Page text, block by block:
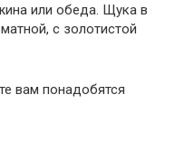
или обеда. Щука в
с золотистой
вам понадобятся